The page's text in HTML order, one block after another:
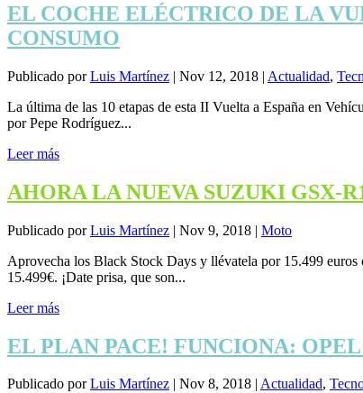
EL COCHE ELÉCTRICO DE LA
CONSUMO
Publicado porLuis Martínez | Nov 12, 2018 | Actualidad,
La última de las 10 etapas de esta II Vuelta a España en
por Pepe Rodríguez...
Leer más
AHORA LA NUEVA SUZUKI GSX-
Publicado porLuis Martínez | Nov 9, 2018 | Moto
Aprovecha los Black Stock Days y llévatela por 15.499
15.499€. ¡Date prisa, que son...
Leer más
EL PLAN PACE! FUNCIONA:
Publicado porLuis Martínez | Nov 8, 2018 | Actualidad,